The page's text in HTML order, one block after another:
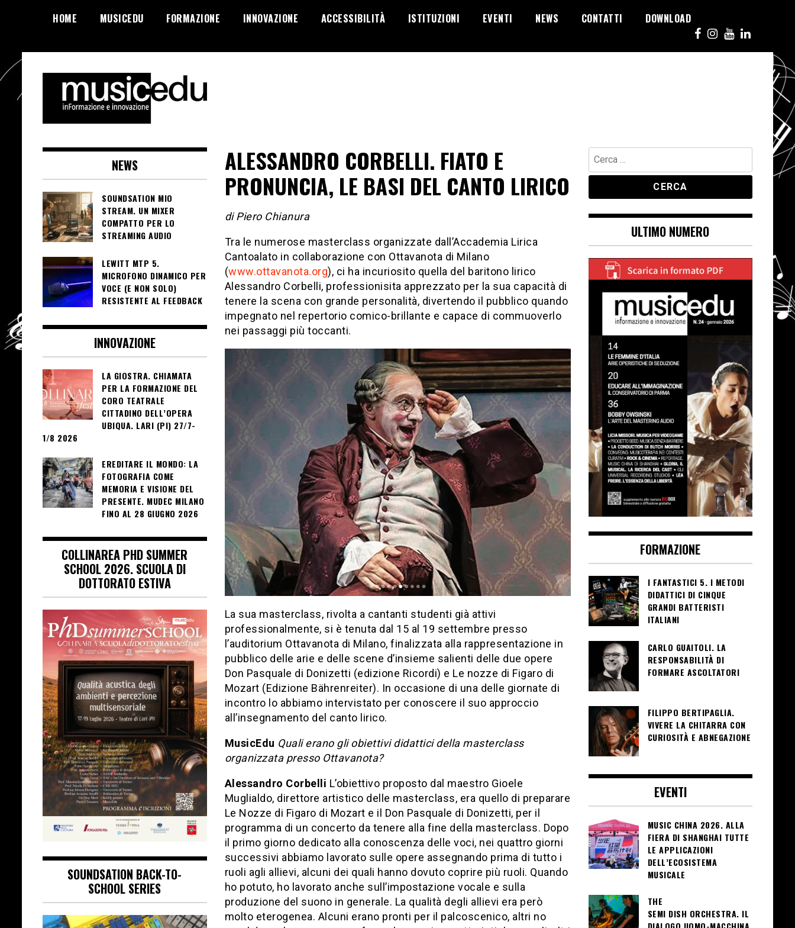
HOME MUSICEDU FORMAZIONE INNOVAZIONE ACCESSIBILITÀ ISTITUZIONI EVENTI NEWS CONTATTI DOWNLOAD
ALESSANDRO CORBELLI. FIATO E
PRONUNCIA, LE BASI DEL CANTO LIRICO
di Piero Chianura
Tra le numerose masterclass organizzate dall’Accademia Lirica
Cantoalato in collaborazione con Ottavanota di Milano
(www.ottavanota.org), ci ha incuriosito quella del baritono lirico
Alessandro Corbelli, professionisita apprezzato per la sua capacità di
tenere la scena con grande personalità, divertendo il pubblico quando
impegnato nel repertorio comico-brillante e capace di commuoverlo
nei passaggi più toccanti.
La sua masterclass, rivolta a cantanti studenti già attivi
professionalmente, si è tenuta dal 15 al 19 settembre presso
l’auditorium Ottavanota di Milano, finalizzata alla rappresentazione in
pubblico delle arie e delle scene d’insieme salienti delle due opere
Don Pasquale di Donizetti (edizione Ricordi) e Le nozze di Figaro di
Mozart (Edizione Bährenreiter). In occasione di una delle giornate di
incontro lo abbiamo intervistato per conoscere il suo approccio
all’insegnamento del canto lirico.
MusicEdu Quali erano gli obiettivi didattici della masterclass
organizzata presso Ottavanota?
Alessandro Corbelli L’obiettivo proposto dal maestro Gioele
Muglialdo, direttore artistico delle masterclass, era quello di preparare
Le Nozze di Figaro di Mozart e il Don Pasquale di Donizetti, per il
programma di un concerto da tenere alla fine della masterclass. Dopo
il primo giorno dedicato alla conoscenza delle voci, nei quattro giorni
successivi abbiamo lavorato sulle opere assegnando prima di tutto i
ruoli agli allievi, alcuni dei quali hanno dovuto coprire più ruoli. Quando
ho potuto, ho lavorato anche sull’impostazione vocale e sulla
produzione del suono in generale. La qualità degli allievi era però
molto eterogenea. Alcuni erano pronti per il palcoscenico, altri no
NEWS
SOUNDSATION MIO
STREAM. UN MIXER
COMPATTO PER LO
STREAMING AUDIO
LEWITT MTP 5.
MICROFONO DINAMICO PER
VOCE (E NON SOLO)
RESISTENTE AL FEEDBACK
INNOVAZIONE
LA GIOSTRA. CHIAMATA
PER LA FORMAZIONE DEL
CORO TEATRALE
CITTADINO DELL’OPERA
UBIQUA. LARI (PI) 27/7-
1/8 2026
EREDITARE IL MONDO: LA
FOTOGRAFIA COME
MEMORIA E VISIONE DEL
PRESENTE. MUDEC MILANO
FINO AL 28 GIUGNO 2026
COLLINAREA PHD SUMMER
SCHOOL 2026. SCUOLA DI
DOTTORATO ESTIVA
SOUNDSATION BACK-TO-
SCHOOL SERIES
Ricerca
per:
ULTIMO NUMERO
FORMAZIONE
I FANTASTICI 5. I METODI
DIDATTICI DI CINQUE
GRANDI BATTERISTI
ITALIANI
CARLO GUAITOLI. LA
RESPONSABILITÀ DI
FORMARE ASCOLTATORI
FILIPPO BERTIPAGLIA.
VIVERE LA CHITARRA CON
CURIOSITÀ E ABNEGAZIONE
EVENTI
MUSIC CHINA 2026. ALLA
FIERA DI SHANGHAI TUTTE
LE APPLICAZIONI
DELL’ECOSISTEMA
MUSICALE
THE
SEMI DISH ORCHESTRA. IL